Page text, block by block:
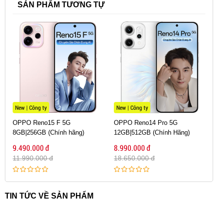
SẢN PHẨM TƯƠNG TỰ
New | Công ty
OPPO Reno15 F 5G
8GB|256GB (Chính hãng)
9.490.000 đ
11.990.000 đ
New | Công ty
OPPO Reno14 Pro 5G
12GB|512GB (Chính Hãng)
8.990.000 đ
18.650.000 đ
TIN TỨC VỀ SẢN PHẨM